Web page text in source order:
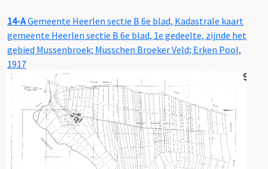
14-AGemeente Heerlen sectie B 6e blad, Kadastrale kaart
gemeente Heerlen sectie B 6e blad, 1e gedeelte, zijnde het
gebied Mussenbroek; Musschen Broeker Veld; Erken Pool,
1917